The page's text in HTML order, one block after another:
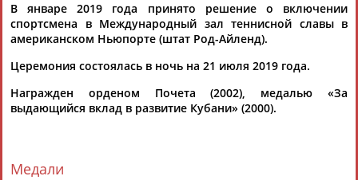
Разработка и поддержка ООО НАИТ «Стадион»
Адресов в новостной рассылке: 996
В январе 2019 года принято решение о включении
спортсмена в Международный зал теннисной славы в
американском Ньюпорте (штат Род-Айленд).
Церемония состоялась в ночь на 21 июля 2019 года.
Награжден орденом Почета (2002), медалью «За
выдающийся вклад в развитие Кубани» (2000).
Медали